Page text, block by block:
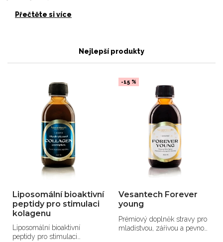
Přečtěte si více
Nejlepší produkty
Liposomální bioaktivní
peptidy pro stimulaci
kolagenu
Liposomální bioaktivní
peptidy pro stimulaci
-15 %
Vesantech Forever
young
Prémiový doplněk stravy pro
mladistvou, zářivou a pevnou